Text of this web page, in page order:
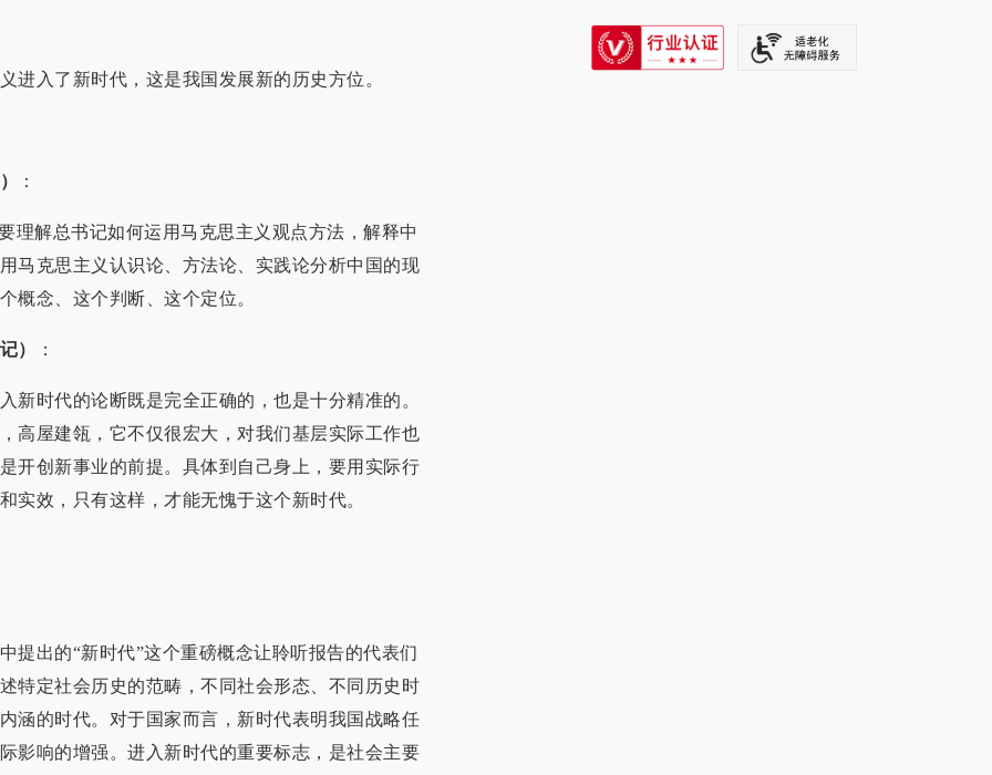
进入了新时代，这是我国发展新的历史方位。
：
理解总书记如何运用马克思主义观点方法，解释中
马克思主义认识论、方法论、实践论分析中国的现
概念、这个判断、这个定位。
） ：
新时代的论断既是完全正确的，也是十分精准的。
高屋建瓴，它不仅很宏大，对我们基层实际工作也
开创新事业的前提。具体到自己身上，要用实际行
实效，只有这样，才能无愧于这个新时代。
提出的“新时代”这个重磅概念让聆听报告的代表们
特定社会历史的范畴，不同社会形态、不同历史时
涵的时代。对于国家而言，新时代表明我国战略任
影响的增强。进入新时代的重要标志，是社会主要
SIXTH TONE